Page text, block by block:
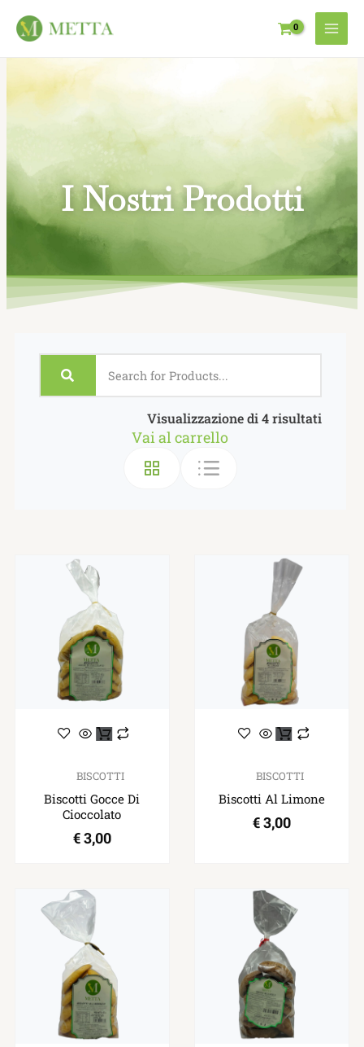
I Nostri Prodotti
Visualizzazione di 4 risultati
Vai al carrello
BISCOTTI
Biscotti Gocce Di
Cioccolato
€3,00
BISCOTTI
Biscotti Al Limone
€3,00